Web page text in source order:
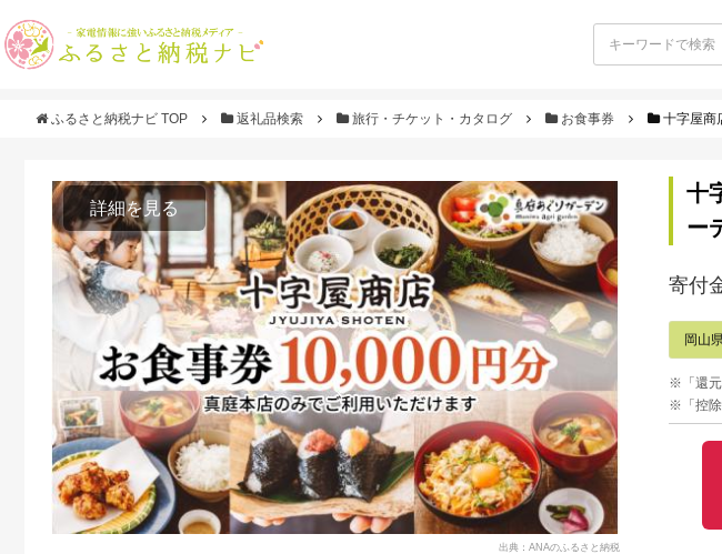
ふるさと納税ナビ TOP 返礼品検索 旅行・チケット・カタログ お食事券 十字屋商
詳細を見る
出典：ANAのふるさと納税
十
ー
寄付
岡山
※「還元
※「控除